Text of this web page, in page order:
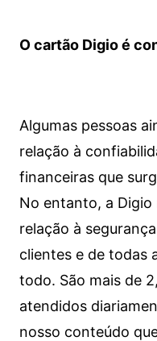
O cartão Digio é
Algumas pessoas
relação à
financeiras que
No entanto, a Digio
relação à
clientes e de todas
todo. São mais de
atendidos
nosso conteúdo